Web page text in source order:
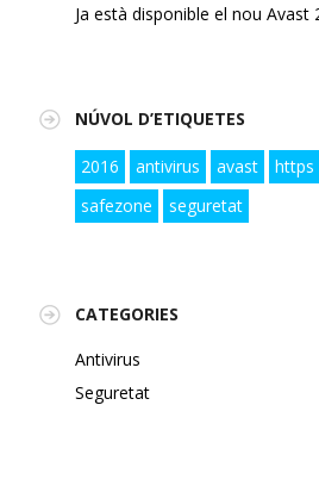
Ja està disponible el nou Avast
NÚVOL D’ETIQUETES
2016 antivirus avast https
safezone
seguretat
CATEGORIES
Antivirus
Seguretat